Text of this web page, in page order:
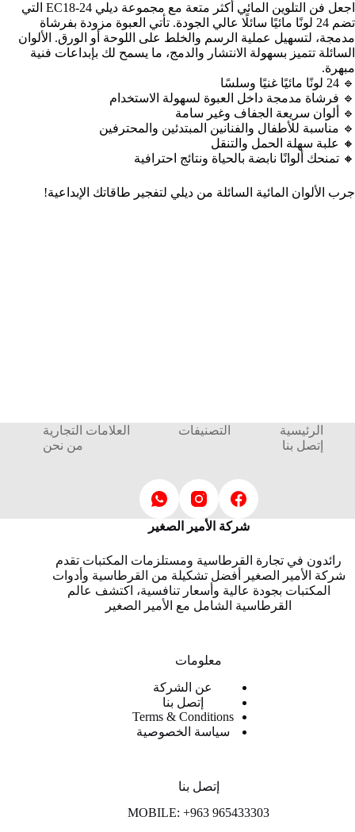
اجعل فن التلوين المائي أكثر متعة مع مجموعة ديلي EC18-24 التي
تضم 24 لونًا مائيًا سائلًا عالي الجودة. تأتي العبوة مزودة بفرشاة
مدمجة، لتسهيل عملية الرسم والخلط على اللوحة أو الورق. الألوان
السائلة تتميز بسهولة الانتشار والدمج، ما يسمح لك بإبداعات فنية
مبهرة.
🔹 24 لونًا مائيًا غنيًا وسلسًا
🔹 فرشاة مدمجة داخل العبوة لسهولة الاستخدام
🔹 ألوان سريعة الجفاف وغير سامة
🔹 مناسبة للأطفال والفنانين المبتدئين والمحترفين
🔸 علبة سهلة الحمل والتنقل
🔸 تمنحك ألوانًا نابضة بالحياة ونتائج احترافية
جرب الألوان المائية السائلة من ديلي لتفجير طاقاتك الإبداعية!
الرئيسية التصنيفات
العلامات التجارية
إتصل بنا
من نحن
شركة الأمير الصغير
رائدون في تجارة القرطاسية ومستلزمات المكتبات تقدم
شركة الأمير الصغير أفضل تشكيلة من القرطاسية وأدوات
المكتبات بجودة عالية وأسعار تنافسية، اكتشف عالم
القرطاسية الشامل مع الأمير الصغير
معلومات
عن الشركة
إتصل بنا
Terms & Conditions
سياسة الخصوصية
إتصل بنا
MOBILE: +963 965433303